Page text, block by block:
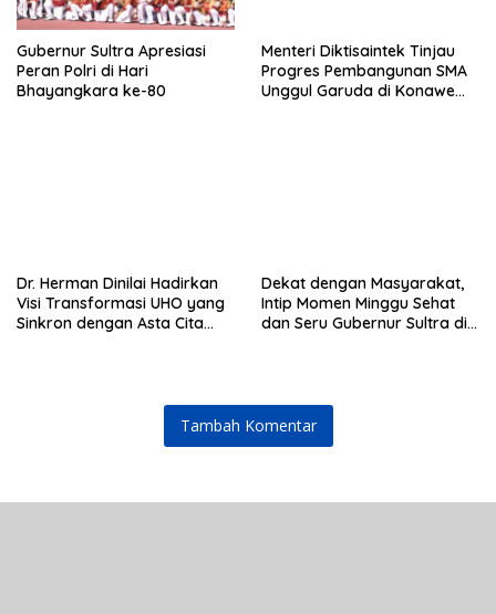
Gubernur Sultra Apresiasi
Peran Polri di Hari
Bhayangkara ke-80
Menteri Diktisaintek Tinjau
Progres Pembangunan SMA
Unggul Garuda di Konawe
Dr. Herman Dinilai Hadirkan
Visi Transformasi UHO yang
Sinkron dengan Asta Cita
Dekat dengan Masyarakat,
Intip Momen Minggu Sehat
dan Seru Gubernur Sultra di
Tambah Komentar